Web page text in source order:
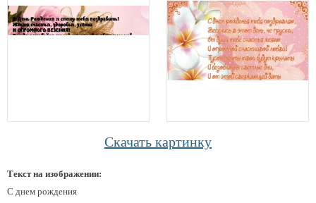
Скачать картинку
Текст на изображении:
С днем рождения